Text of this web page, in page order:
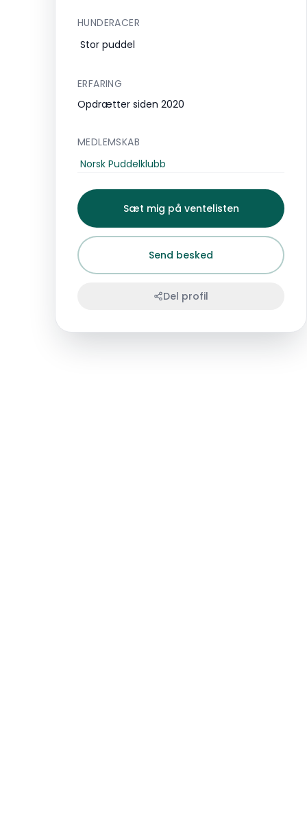
HUNDERACER
Stor puddel
ERFARING
Opdrætter siden 2020
MEDLEMSKAB
Norsk Puddelklubb
Sæt mig på ventelisten
Send besked
Del profil